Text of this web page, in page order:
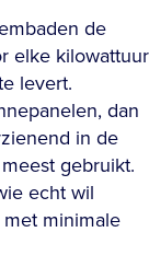
de
elke kilowattuur
levert.
dan
in de
gebruikt.
echt wil
minimale